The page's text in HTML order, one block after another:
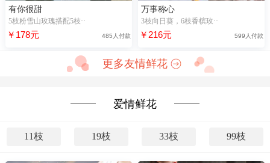
有你很甜
5枝粉雪山玫瑰搭配5枝··
￥178元 485人付款
万事称心
3枝向日葵，6枝香槟玫··
￥216元 599人付款
更多友情鲜花
爱情鲜花
11枝 19枝 33枝 99枝